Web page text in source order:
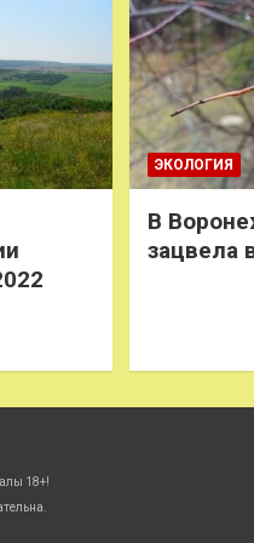
ЭКОЛОГИЯ
В
зацвела
18+!